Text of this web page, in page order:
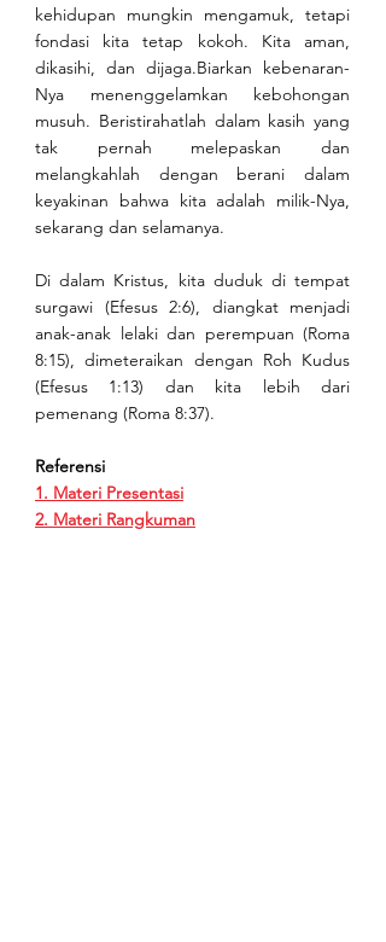
kehidupan mungkin mengamuk, tetapi
fondasi kita tetap kokoh. Kita aman,
dikasihi, dan dijaga.Biarkan kebenaran-
Nya menenggelamkan kebohongan
musuh. Beristirahatlah dalam kasih yang
tak pernah melepaskan dan
melangkahlah dengan berani dalam
keyakinan bahwa kita adalah milik-Nya,
sekarang dan selamanya.
Di dalam Kristus, kita duduk di tempat
surgawi (Efesus 2:6), diangkat menjadi
anak-anak lelaki dan perempuan (Roma
8:15), dimeteraikan dengan Roh Kudus
(Efesus 1:13) dan kita lebih dari
pemenang (Roma 8:37).
Referensi
1. Materi Presentasi
2. Materi Rangkuman